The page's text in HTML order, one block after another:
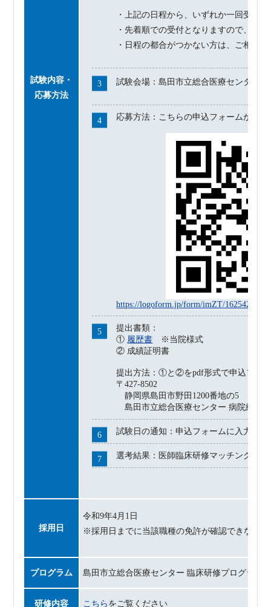
試験内容・
応募方法
・上記の日程から、いずれか一回受験
・先着順での受付となりますので、各
・日程の都合がつかない方は、ご相談
試験会場：島田市立総合医療センター
応募方法：こちらの申込フォームから
https://logoform.jp/form/imZT/1625427
提出書類：
① 履歴書 ※当院様式
② 成績証明書
提出方法：①と②をpdf形式で申込フォ
〒427-8502
静岡県島田市野田1200番地の5
島田市立総合医療センター 病院総務
試験日の通知：申込フォームに入力し
選考結果：医師臨床研修マッチングの
採用日
令和9年4月1日
※採用日までに当該職種の免許が確認できない
プログラム 島田市立総合医療センター 臨床研修プログラム
研修内容 こちらをご覧ください